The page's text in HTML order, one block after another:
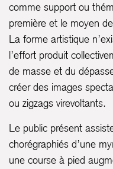
comme support ou
première et le moyen
La forme artistique
l’effort produit
de masse et du
créer des images
ou zigzags virevoltants.
Le public présent
chorégraphiés d’une
une course à pied